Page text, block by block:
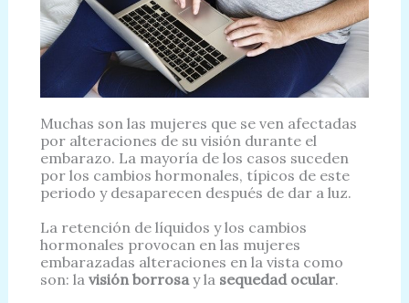
Muchas son las mujeres que se ven afectadas
por alteraciones de su visión durante el
embarazo. La mayoría de los casos suceden
por los cambios hormonales, típicos de este
periodo y desaparecen después de dar a luz.
La retención de líquidos y los cambios
hormonales provocan en las mujeres
embarazadas alteraciones en la vista como
son: la visión borrosa y la sequedad ocular.